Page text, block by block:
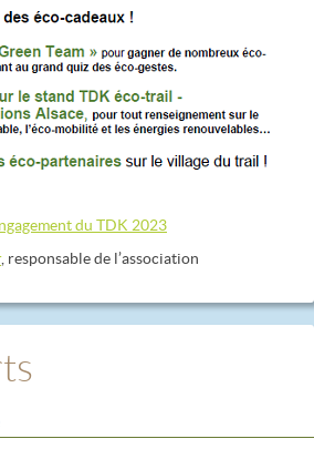
du TDK 2023
, responsable de l’association